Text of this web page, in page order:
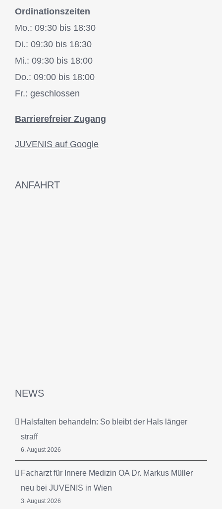
Ordinationszeiten
Mo.: 09:30 bis 18:30
Di.: 09:30 bis 18:30
Mi.: 09:30 bis 18:00
Do.: 09:00 bis 18:00
Fr.: geschlossen
Barrierefreier Zugang
JUVENIS auf Google
ANFAHRT
NEWS
Halsfalten behandeln: So bleibt der Hals länger
straff
6. August 2026
Facharzt für Innere Medizin OA Dr. Markus Müller
neu bei JUVENIS in Wien
3. August 2026